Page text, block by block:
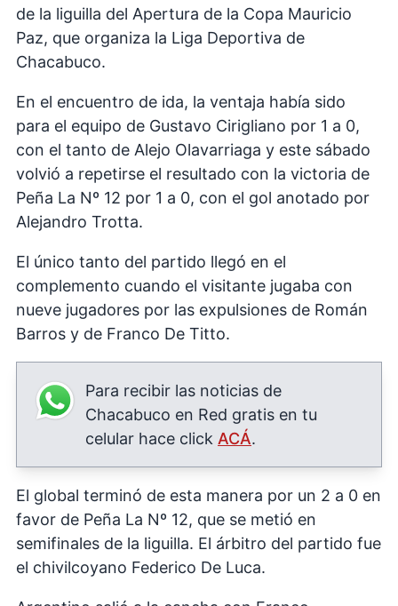
de la liguilla del Apertura de la Copa Mauricio
Paz, que organiza la Liga Deportiva de
Chacabuco.
En el encuentro de ida, la ventaja había sido
para el equipo de Gustavo Cirigliano por 1 a 0,
con el tanto de Alejo Olavarriaga y este sábado
volvió a repetirse el resultado con la victoria de
Peña La Nº 12 por 1 a 0, con el gol anotado por
Alejandro Trotta.
El único tanto del partido llegó en el
complemento cuando el visitante jugaba con
nueve jugadores por las expulsiones de Román
Barros y de Franco De Titto.
Para recibir las noticias de
Chacabuco en Red gratis en tu
celular hace click ACÁ.
El global terminó de esta manera por un 2 a 0 en
favor de Peña La Nº 12, que se metió en
semifinales de la liguilla. El árbitro del partido fue
el chivilcoyano Federico De Luca.